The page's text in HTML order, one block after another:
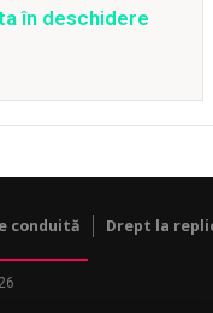
în deschidere
conduită Drept la